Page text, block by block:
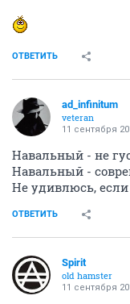
ОТВЕТИТЬ
ad_infinitum
veteran
11 сентября
Навальный - не
Навальный -
Не удивлюсь,
ОТВЕТИТЬ
Spirit
old hamster
11 сентября